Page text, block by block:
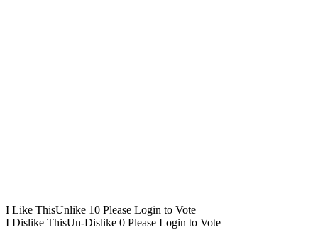
I Like ThisUnlike 10 Please Login to Vote
I Dislike ThisUn-Dislike 0 Please Login to Vote